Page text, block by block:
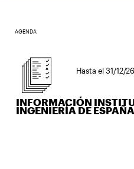
AGENDA
Hasta el 31/12/26
INFORMACIÓN
INGENIERÍA DE ESPAÑA